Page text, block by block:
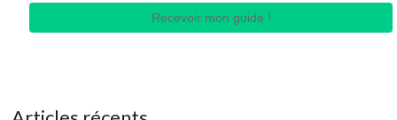
Recevoir mon guide !